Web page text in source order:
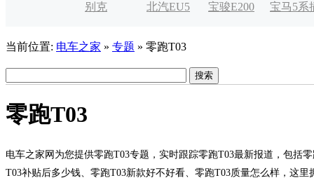
制造厂
别克
北汽EU5 宝骏E200 宝马5系
当前位置: 电车之家 » 专题 » 零跑T03
零跑T03
电车之家网为您提供零跑T03专题，实时跟踪零跑T03最新报道，包括
T03补贴后多少钱、零跑T03新款好不好看、零跑T03质量怎么样，这